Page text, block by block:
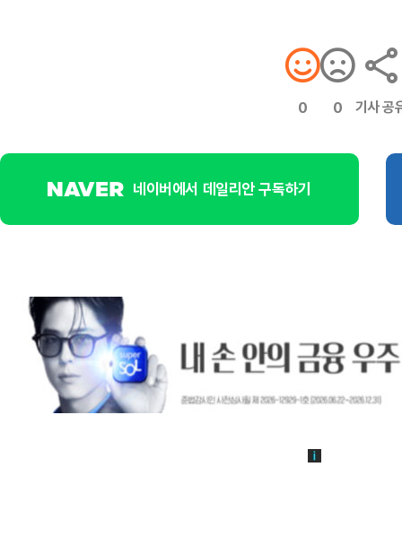
0 0 기사 공
네이버에서 데일리안 구독하기